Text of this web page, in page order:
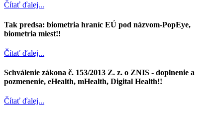
Čítať ďalej...
Tak predsa: biometria hraníc EÚ pod názvom-PopEye,
biometria miest!!
Čítať ďalej...
Schválenie zákona č. 153/2013 Z. z. o ZNIS - doplnenie a
pozmenenie, eHealth, mHealth, Digital Health!!
Čítať ďalej...